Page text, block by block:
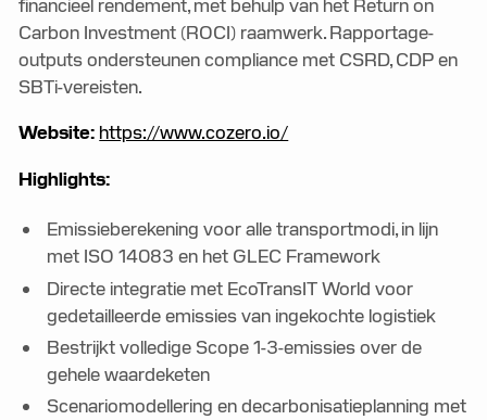
financieel rendement, met behulp van het Return on
Carbon Investment (ROCI) raamwerk. Rapportage-
outputs ondersteunen compliance met CSRD, CDP en
SBTi-vereisten.
Website: https://www.cozero.io/
Highlights:
Emissieberekening voor alle transportmodi, in lijn
met ISO 14083 en het GLEC Framework
Directe integratie met EcoTransIT World voor
gedetailleerde emissies van ingekochte logistiek
Bestrijkt volledige Scope 1-3-emissies over de
gehele waardeketen
Scenariomodellering en decarbonisatieplanning met